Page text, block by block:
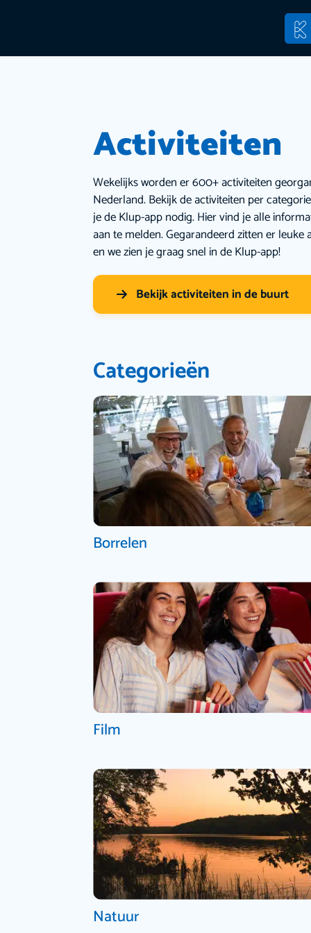
Activiteiten
Wekelijks worden er 600+ activiteiten
Nederland. Bekijk de activiteiten per
je de Klup-app nodig. Hier vind je alle
aan te melden. Gegarandeerd zitten er
en we zien je graag snel in de Klup-app!
Bekijk activiteiten in de buurt
Categorieën
Borrelen
Film
Natuur